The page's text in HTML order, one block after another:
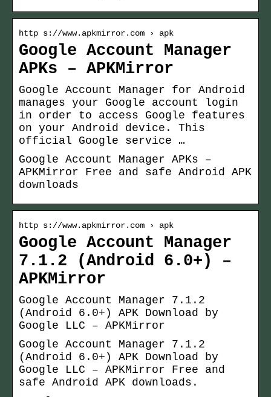
http s://www.apkmirror.com › apk
Google Account Manager
APKs – APKMirror
Google Account Manager for Android
manages your Google account login
in order to access Google features
on your Android device. This
official Google service …
Google Account Manager APKs –
APKMirror Free and safe Android APK
downloads
http s://www.apkmirror.com › apk
Google Account Manager
7.1.2 (Android 6.0+) –
APKMirror
Google Account Manager 7.1.2
(Android 6.0+) APK Download by
Google LLC – APKMirror
Google Account Manager 7.1.2
(Android 6.0+) APK Download by
Google LLC – APKMirror Free and
safe Android APK downloads.